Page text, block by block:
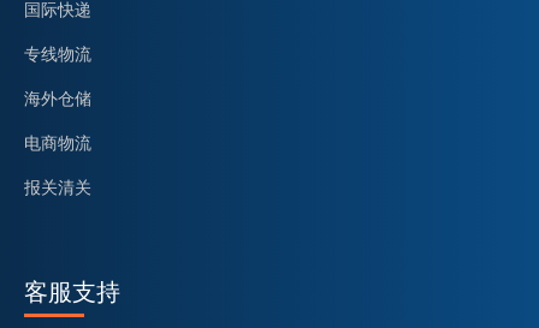
国际快递
专线物流
海外仓储
电商物流
报关清关
客服支持